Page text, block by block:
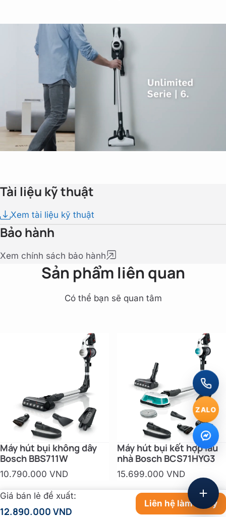
Giá bán lẻ đề xuất:
12.890.000 VND
Liên hệ làm đại lý
Tài liệu kỹ thuật
Xem tài liệu kỹ thuật
Bảo hành
Xem chính sách bảo hành
Sản phẩm liên quan
Có thể bạn sẽ quan tâm
Máy hút bụi không dây
Bosch BBS711W
10.790.000 VND
Máy hút bụi kết hợp lau
nhà Bosch BCS71HYG3
15.699.000 VND
ZALO